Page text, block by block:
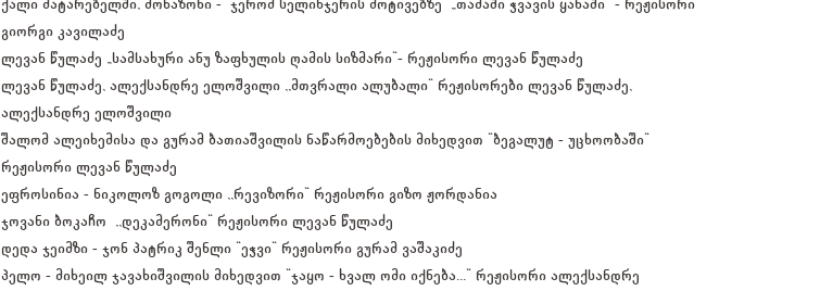
გიორგი კავილაძე
ლევან წულაძე „სამსახური ანუ ზაფხულის ღამის სიზმარი"- რეჟისორი ლევან წულაძე
ლევან წულაძე, ალექსანდრე ელოშვილი ,,მთვრალი ალუბალი“ რეჟისორები ლევან წულაძე,
ალექსანდრე ელოშვილი
შალომ ალეიხემისა და გურამ ბათიაშვილის ნაწარმოებების მიხედვით "ბეგალუტ - უცხოობაში"
რეჟისორი ლევან წულაძე
ეფროსინია - ნიკოლოზ გოგოლი ,,რევიზორი“ რეჟისორი გიზო ჟორდანია
ჯოვანი ბოკაჩო ,,დეკამერონი“ რეჟისორი ლევან წულაძე
დედა ჯეიმზი - ჯონ პატრიკ შენლი "ეჭვი" რეჟისორი გურამ ვაშაკიძე
პელო - მიხეილ ჯავახიშვილის მიხედვით "ჯაყო - ხვალ ომი იქნება..." რეჟისორი ალექსანდრე